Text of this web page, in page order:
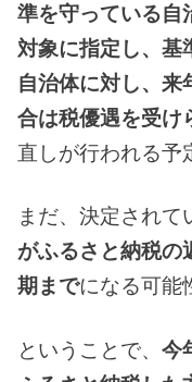
準を守っている自
対象に指定し、基
自治体に対し、来
合は税優遇を受け
直しが行われる予
まだ、決定されて
がふるさと納税の
期までになる可能
ということで、今